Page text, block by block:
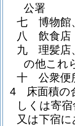
公署
七
博物館
八
飲食店
九
理髪店
の他これ
十
公衆便
4
床面積の
しくは寄宿
又は下宿